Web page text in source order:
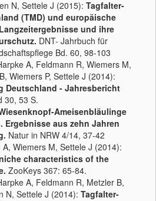
N, Settele J (2015): Tagfalter-
(TMD) und europäische
und ihre
DNT- Jahrbuch für
Bd. 60, 98-103
A, Feldmann R, Wiemers M,
Wiemers P, Settele J (2014):
Deutschland - Jahresbericht
30, 53 S.
Ameisenbläulinge
Ergebnisse aus zehn Jahren
Natur in NRW 4/14, 37-42
Wiemers M, Settele J (2014):
characteristics of the
ZooKeys 367: 65-84.
A, Feldmann R, Metzler B,
N, Settele J (2014): Tagfalter-